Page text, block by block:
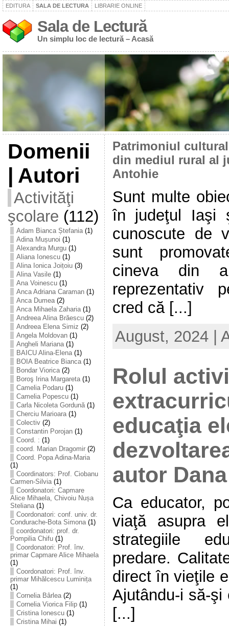
EDITURA SALA DE LECTURA LIBRARIE ONLINE
Sala de Lectură
Un simplu loc de lectură – Acasă
Domenii
| Autori
Activităţi
şcolare (112)
Adam Bianca Ștefania(1)
Adina Mușunoi (1)
Alexandra Murgu(1)
Aliana Ionescu(1)
Alina Ionica Joițoiu(3)
Alina Vasile(1)
Ana Voinescu(1)
Anca Adriana Caraman(1)
Anca Dumea(2)
Anca Mihaela Zaharia(1)
Andreea Alina Brăescu(2)
Andreea Elena Simiz (2)
Angela Moldovan(1)
Angheli Mariana(1)
BAICU Alina-Elena(1)
BOIA Beatrice Bianca(1)
Bondar Viorica(2)
Boroş Irina Margareta(1)
Camelia Podaru(1)
Camelia Popescu(1)
Carla Nicoleta Gordună(1)
Cherciu Marioara(1)
Colectiv(2)
Constantin Porojan(1)
Coord. : (1)
coord. Marian Dragomir(2)
Coord. Popa Adina-Maria
(1)
Coordinators: Prof. Ciobanu
Carmen-Silvia(1)
Coordonatori: Capmare
Alice Mihaela, Chivoiu Nușa
Steliana(1)
Coordonatori: conf. univ. dr.
Condurache-Bota Simona(1)
coordonatori: prof. dr.
Pompilia Chifu(1)
Coordonatori: Prof. înv.
primar Capmare Alice Mihaela
(1)
Coordonatori: Prof. înv.
primar Mihălcescu Luminița
(1)
Cornelia Bârlea(2)
Cornelia Viorica Filip(1)
Cristina Ionescu(1)
Cristina Mihai (1)
Patrimoniul
din mediul rural al
Antohie
Sunt multe
în judeţul Iaşi
cunoscute de
sunt
cineva din
reprezentativ
cred că [...]
August, 2024 |
Rolul
educaţia
autor
Ca educator,
viaţă asupra
strategiile
predare.
direct în vieţile
Ajutându-i să-şi
[...]